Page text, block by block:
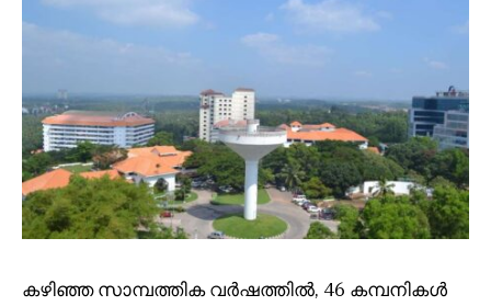
കഴിഞ്ഞ സാമ്പത്തിക വർഷത്തിൽ, 46 കമ്പനികൾ